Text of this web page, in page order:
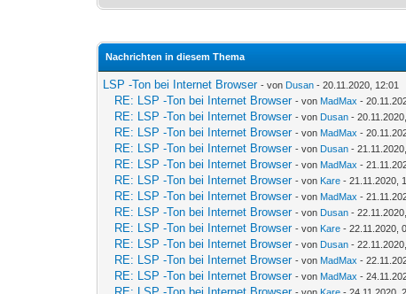
Nachrichten in diesem Thema
LSP -Ton bei Internet Browser - von Dusan - 20.11.2020, 12:01
RE: LSP -Ton bei Internet Browser - von MadMax -
RE: LSP -Ton bei Internet Browser - von Dusan -
RE: LSP -Ton bei Internet Browser - von MadMax -
RE: LSP -Ton bei Internet Browser - von Dusan -
RE: LSP -Ton bei Internet Browser - von MadMax -
RE: LSP -Ton bei Internet Browser - von Kare - 21.11.2020,
RE: LSP -Ton bei Internet Browser - von MadMax -
RE: LSP -Ton bei Internet Browser - von Dusan -
RE: LSP -Ton bei Internet Browser - von Kare - 22.11.2020,
RE: LSP -Ton bei Internet Browser - von Dusan -
RE: LSP -Ton bei Internet Browser - von MadMax -
RE: LSP -Ton bei Internet Browser - von MadMax -